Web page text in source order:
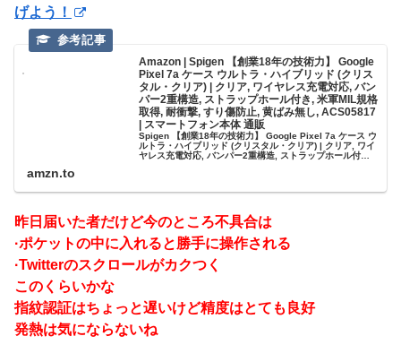
げよう！
Amazon | Spigen 【創業18年の技術力】 Google
Pixel 7a ケース ウルトラ・ハイブリッド (クリス
タル・クリア) | クリア, ワイヤレス充電対応, バン
パー2重構造, ストラップホール付き, 米軍MIL規格
取得, 耐衝撃, すり傷防止, 黄ばみ無し, ACS05817
| スマートフォン本体 通販
Spigen 【創業18年の技術力】 Google Pixel 7a ケース ウ
ルトラ・ハイブリッド (クリスタル・クリア) | クリア, ワイ
ヤレス充電対応, バンパー2重構造, ストラップホール付き,
amzn.to
昨日届いた者だけど今のところ不具合は
·ポケットの中に入れると勝手に操作される
·Twitterのスクロールがカクつく
このくらいかな
指紋認証はちょっと遅いけど精度はとても良好
発熱は気にならないね